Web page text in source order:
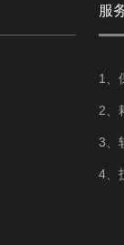
服
1、
2、
3、
4、